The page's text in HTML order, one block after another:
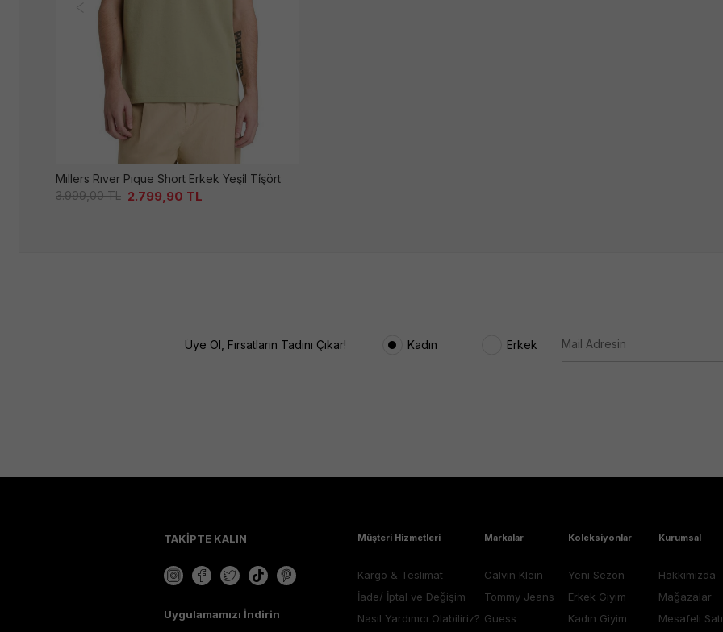
Mıllers Rıver Pıque Short Erkek Yeşi̇l Ti̇şört
3.999,00TL 2.799,90 TL
Üye Ol, Fırsatların Tadını Çıkar! Kadın Erkek
TAKİPTE KALIN
Uygulamamızı İndirin
Müşteri Hizmetleri
Kargo & Teslimat
İade/ İptal ve Değişim
Nasıl Yardımcı Olabiliriz?
Markalar
Calvin Klein
Tommy Jeans
Guess
Koleksiyonlar
Yeni Sezon
Erkek Giyim
Kadın Giyim
Kurumsal
Hakkımızda
Mağazalar
Mesafeli